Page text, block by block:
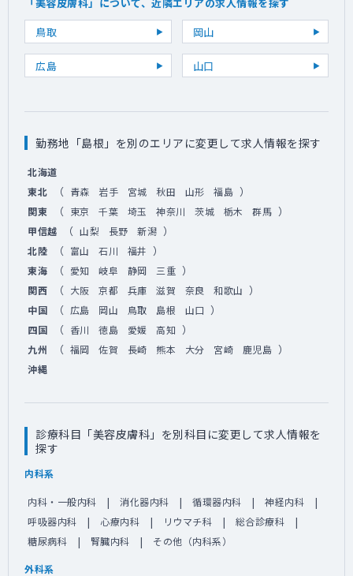
鳥取
岡山
広島 山口
勤務地「島根」を別のエリアに変更して求人情報を探す
北海道
東北
（ 青森 岩手 宮城 秋田 山形 福島 ）
関東 （ 東京 千葉 埼玉 神奈川 茨城 栃木 群馬 ）
甲信越 （ 山梨 長野 新潟 ）
北陸 （ 富山 石川 福井 ）
東海 （ 愛知 岐阜 静岡 三重 ）
関西 （ 大阪 京都 兵庫 滋賀 奈良 和歌山 ）
中国 （ 広島 岡山 鳥取 島根 山口 ）
四国 （ 香川 徳島 愛媛 高知 ）
九州 （ 福岡 佐賀 長崎 熊本 大分 宮崎 鹿児島 ）
沖縄
診療科目「美容皮膚科」を別科目に変更して求人情報を
探す
内科系
内科・一般内科 消化器内科 循環器内科
神経内科
呼吸器内科
心療内科 リウマチ科
総合診療科
糖尿病科
腎臓内科 その他（内科系）
外科系